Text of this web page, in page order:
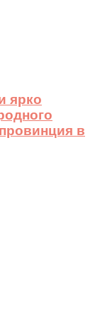
ярко
в